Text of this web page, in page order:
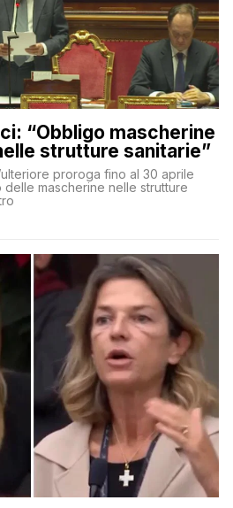
“Obbligo mascherine
strutture sanitarie”
proroga fino al 30 aprile
delle mascherine nelle strutture